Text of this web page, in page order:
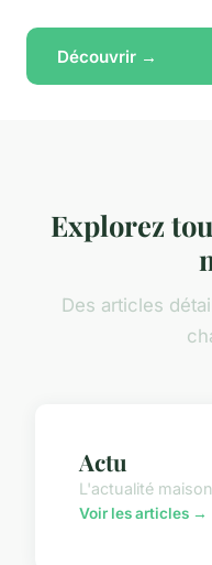
Découvrir →
Explorez
Des articles
Actu
L'actualité
Voir les articles →